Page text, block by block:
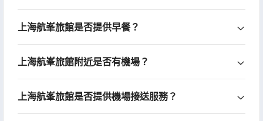
上海航峯旅館是否提供早餐？
上海航峯旅館附近是否有機場？
上海航峯旅館是否提供機場接送服務？